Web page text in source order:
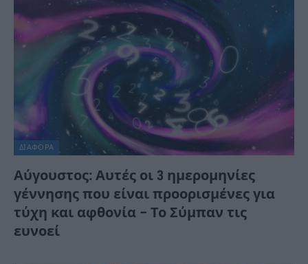
ΔΙΆΦΟΡΑ
Αύγουστος: Αυτές οι 3 ημερομηνίες
γέννησης που είναι προορισμένες για
τύχη και αφθονία – Το Σύμπαν τις
ευνοεί